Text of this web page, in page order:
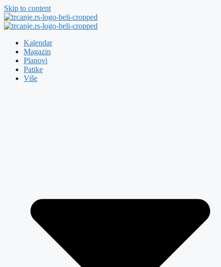
Skip to content
Kalendar
Magazin
Planovi
Patike
Više